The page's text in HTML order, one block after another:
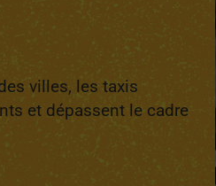
villes, les taxis
et dépassent le cadre